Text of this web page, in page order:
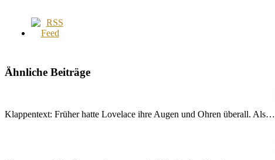
Ähnliche Beiträge
Klappentext: Früher hatte Lovelace ihre Augen und Ohren überall. Als…